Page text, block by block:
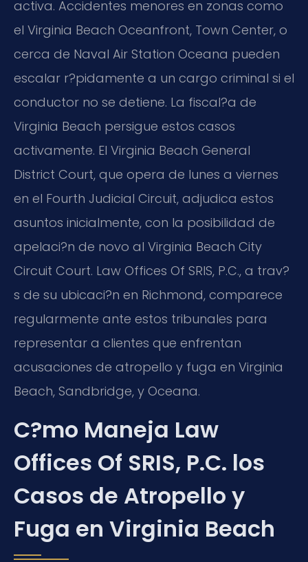
activa. Accidentes menores en zonas como
el Virginia Beach Oceanfront, Town Center, o
cerca de Naval Air Station Oceana pueden
escalar r?pidamente a un cargo criminal si el
conductor no se detiene. La fiscal?a de
Virginia Beach persigue estos casos
activamente. El Virginia Beach General
District Court, que opera de lunes a viernes
en el Fourth Judicial Circuit, adjudica estos
asuntos inicialmente, con la posibilidad de
apelaci?n de novo al Virginia Beach City
Circuit Court. Law Offices Of SRIS, P.C., a trav?
s de su ubicaci?n en Richmond, comparece
regularmente ante estos tribunales para
representar a clientes que enfrentan
acusaciones de atropello y fuga en Virginia
Beach, Sandbridge, y Oceana.
C?mo Maneja Law
Offices Of SRIS, P.C. los
Casos de Atropello y
Fuga en Virginia Beach